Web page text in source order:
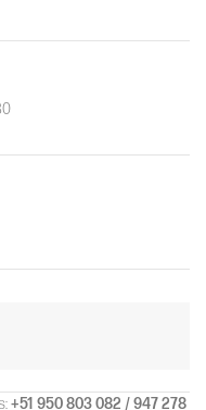
+51 950 803 082 / 947 278